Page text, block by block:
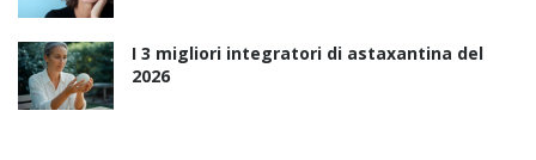
I 3 migliori integratori di astaxantina del
2026